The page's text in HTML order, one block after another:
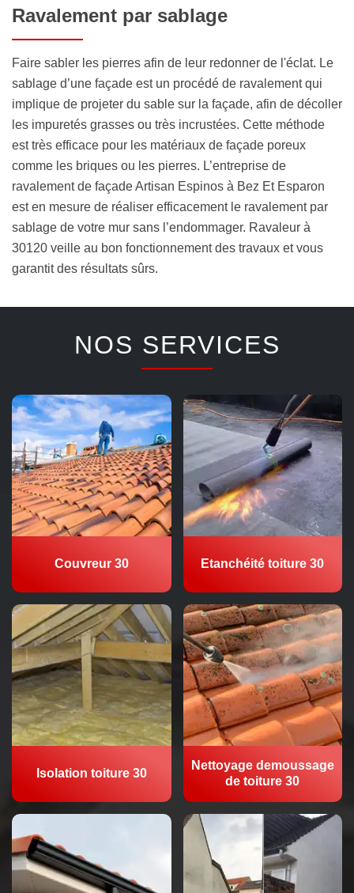
Ravalement par sablage
Faire sabler les pierres afin de leur redonner de l'éclat. Le
sablage d’une façade est un procédé de ravalement qui
implique de projeter du sable sur la façade, afin de décoller
les impuretés grasses ou très incrustées. Cette méthode
est très efficace pour les matériaux de façade poreux
comme les briques ou les pierres. L’entreprise de
ravalement de façade Artisan Espinos à Bez Et Esparon
est en mesure de réaliser efficacement le ravalement par
sablage de votre mur sans l’endommager. Ravaleur à
30120 veille au bon fonctionnement des travaux et vous
garantit des résultats sûrs.
NOS SERVICES
Couvreur 30 Etanchéité toiture 30
Isolation toiture 30
Nettoyage demoussage
de toiture 30